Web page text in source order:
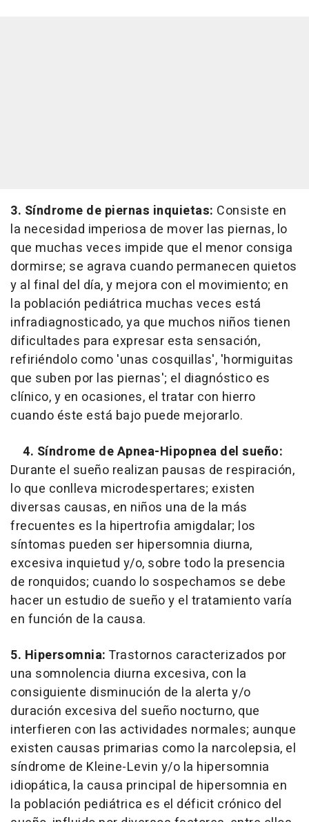
3. Síndrome de piernas inquietas: Consiste en
la necesidad imperiosa de mover las piernas, lo
que muchas veces impide que el menor consiga
dormirse; se agrava cuando permanecen quietos
y al final del día, y mejora con el movimiento; en
la población pediátrica muchas veces está
infradiagnosticado, ya que muchos niños tienen
dificultades para expresar esta sensación,
refiriéndolo como 'unas cosquillas', 'hormiguitas
que suben por las piernas'; el diagnóstico es
clínico, y en ocasiones, el tratar con hierro
cuando éste está bajo puede mejorarlo.
4. Síndrome de Apnea-Hipopnea del sueño:
Durante el sueño realizan pausas de respiración,
lo que conlleva microdespertares; existen
diversas causas, en niños una de la más
frecuentes es la hipertrofia amigdalar; los
síntomas pueden ser hipersomnia diurna,
excesiva inquietud y/o, sobre todo la presencia
de ronquidos; cuando lo sospechamos se debe
hacer un estudio de sueño y el tratamiento varía
en función de la causa.
5. Hipersomnia: Trastornos caracterizados por
una somnolencia diurna excesiva, con la
consiguiente disminución de la alerta y/o
duración excesiva del sueño nocturno, que
interfieren con las actividades normales; aunque
existen causas primarias como la narcolepsia, el
síndrome de Kleine-Levin y/o la hipersomnia
idiopática, la causa principal de hipersomnia en
la población pediátrica es el déficit crónico del